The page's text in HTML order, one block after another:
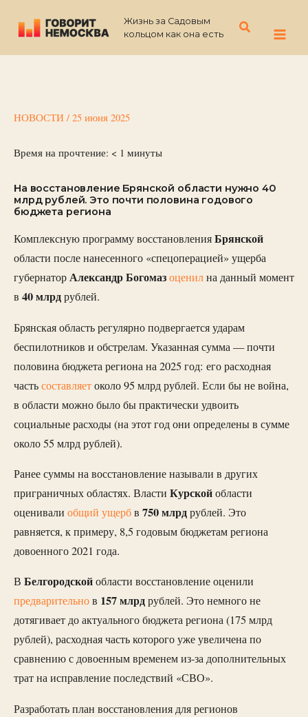
содержимому
Жизнь за Садовым
кольцом как она есть
Поиск
НОВОСТИ / 25 июня 2025
Время на прочтение: < 1 минуты
На восстановление Брянской области нужно 40
млрд рублей. Это почти половина годового
бюджета региона
Комплексную программу восстановленияБрянской
области после нанесенного «спецоперацией» ущерба
губернаторАлександр Богомазоценилна данный момент
в 40 млрдрублей.
Брянская область регулярно подвергается ударам
беспилотников и обстрелам. Указанная сумма — почти
половина бюджета региона на 2025 год: его расходная
частьсоставляетоколо 95 млрд рублей. Если бы не война,
в области можно было бы практически удвоить
социальные расходы (на этот год они определены в сумме
около 55 млрд рублей).
Ранее суммы на восстановление называли в других
приграничных областях. Власти Курскойобласти
оценивали общий ущербв 750 млрдрублей. Это
равняется, к примеру, 8,5 годовым бюджетам региона
довоенного 2021 года.
В Белгородскойобласти восстановление оценили
предварительнов 157 млрдрублей. Это немного не
дотягивает до актуального бюджета региона (175 млрд
рублей), расходная часть которого уже увеличена по
сравнению с довоенным временем из-за дополнительных
трат на исправление последствий «СВО».
Разработать план восстановления для регионов